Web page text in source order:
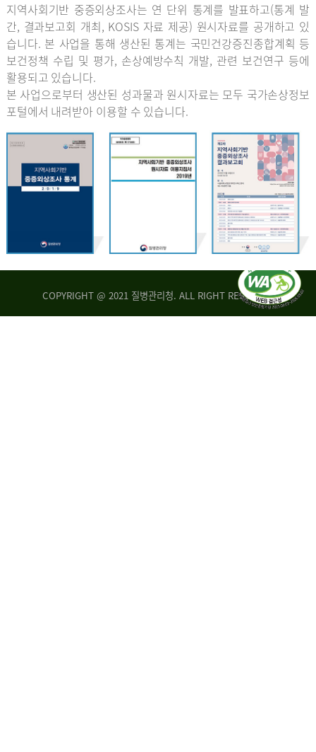
지역사회기반 중증외상조사는 연 단위 통계를 발표하고(통계 발
간, 결과보고회 개최, KOSIS 자료 제공) 원시자료를 공개하고 있
습니다. 본 사업을 통해 생산된 통계는 국민건강증진종합계획 등
보건정책 수립 및 평가, 손상예방수칙 개발, 관련 보건연구 등에
활용되고 있습니다.
본 사업으로부터 생산된 성과물과 원시자료는 모두 국가손상정보
포털에서 내려받아 이용할 수 있습니다.
COPYRIGHT @ 2021 질병관리청. ALL RIGHT RESERVED